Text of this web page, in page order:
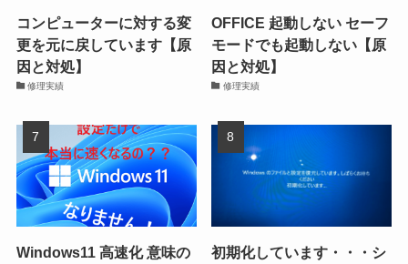
コンピューターに対する変
更を元に戻しています【原
因と対処】
修理実績
OFFICE 起動しない セーフ
モードでも起動しない【原
因と対処】
修理実績
Windows11 高速化 意味の
初期化しています・・・シ